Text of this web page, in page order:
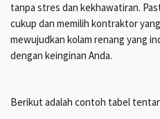
tanpa stres dan kekhawatiran.
cukup dan memilih kontraktor
mewujudkan kolam renang yang
dengan keinginan Anda.
Berikut adalah contoh tabel